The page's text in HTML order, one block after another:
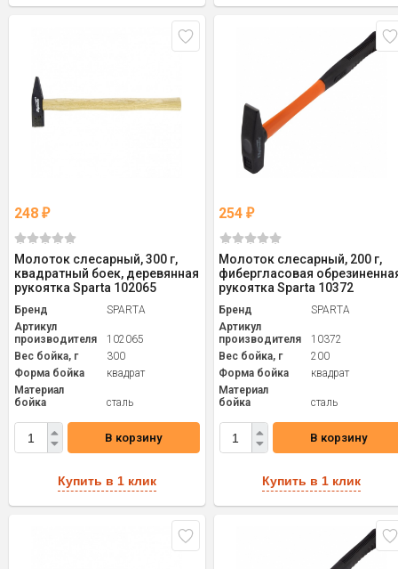
248 ₽
Молоток слесарный, 300 г,
квадратный боек, деревянная
рукоятка Sparta 102065
Бренд
SPARTA
Артикул
производителя
102065
Вес бойка, г
300
Форма бойка
квадрат
Материал
бойка
сталь
В корзину
Купить в 1 клик
254₽
Молоток слесарный, 200 г,
фибергласовая
рукоятка Sparta 10372
Бренд
SPARTA
Артикул
производителя
10372
Вес бойка, г
200
Форма бойка
квадрат
Материал
бойка
сталь
В корзину
Купить в 1 клик